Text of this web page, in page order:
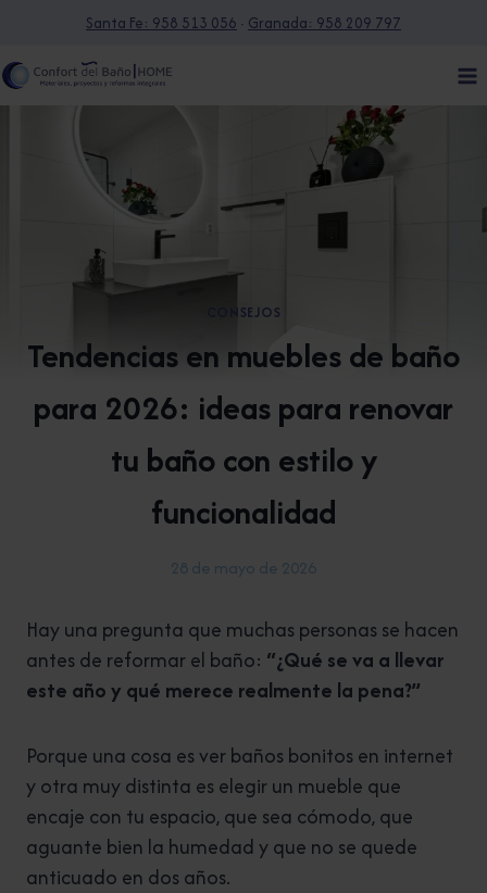
contenido
Santa Fe: 958 513 056 · Granada: 958 209 797
CONSEJOS
Tendencias en muebles de baño
para 2026: ideas para renovar
tu baño con estilo y
funcionalidad
28 de mayo de 2026
Hay una pregunta que muchas personas se hacen
antes de reformar el baño: “¿Qué se va a llevar
este año y qué merece realmente la pena?”
Porque una cosa es ver baños bonitos en internet
y otra muy distinta es elegir un mueble que
encaje con tu espacio, que sea cómodo, que
aguante bien la humedad y que no se quede
anticuado en dos años.